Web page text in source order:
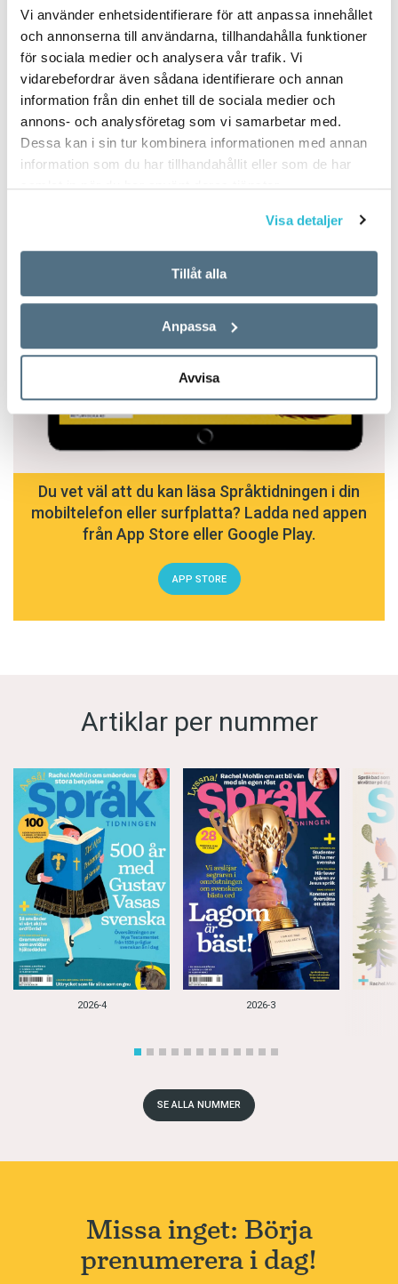
Vi använder enhetsidentifierare för att anpassa innehållet
och annonserna till användarna, tillhandahålla funktioner
för sociala medier och analysera vår trafik. Vi
vidarebefordrar även sådana identifierare och annan
information från din enhet till de sociala medier och
annons- och analysföretag som vi samarbetar med.
Dessa kan i sin tur kombinera informationen med annan
information som du har tillhandahållit eller som de har
samlat in när du har använt deras tjänster.
Visa detaljer
Tillåt alla
Anpassa
Avvisa
Du vet väl att du kan läsa Språktidningen i din
mobiltelefon eller surfplatta? Ladda ned appen
från App Store eller Google Play.
APP STORE
Artiklar per nummer
2026-4 2026-3
SE ALLA NUMMER
Missa inget: Börja
prenumerera i dag!